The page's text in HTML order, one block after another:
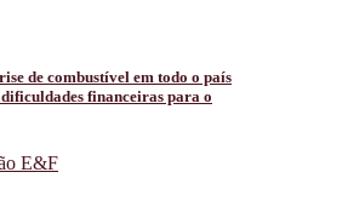
de combustível em todo o país
financeiras para o
E&F